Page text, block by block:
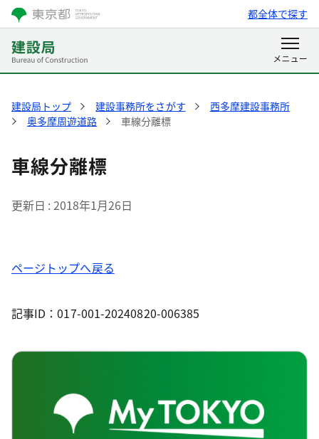
都全体で探す
建設局トップ 建設事務所をさがす
西多摩建設事務所
奥多摩周遊道路
車線分離標
車線分離標
更新日 2018年1月26日
ページトップへ戻る
記事ID：017-001-20240820-006385